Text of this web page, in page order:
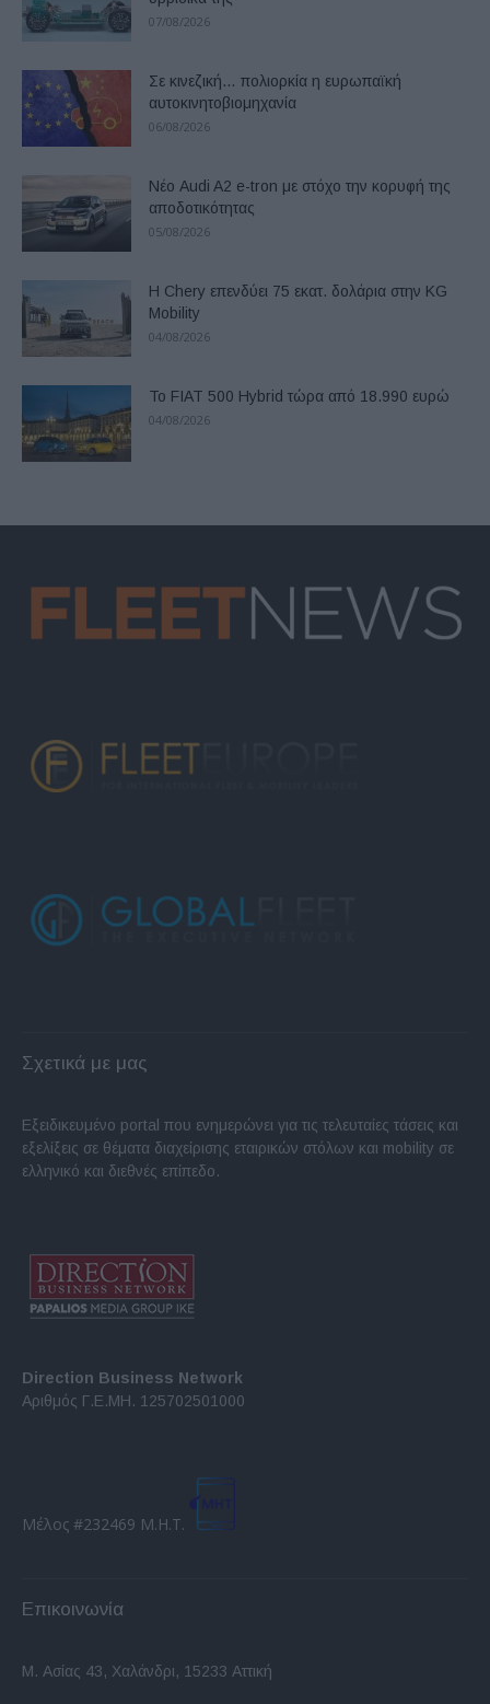
07/08/2026
Σε κινεζική… πολιορκία η ευρωπαϊκή
αυτοκινητοβιομηχανία
06/08/2026
Νέο Audi A2 e-tron με στόχο την κορυφή της
αποδοτικότητας
05/08/2026
Η Chery επενδύει 75 εκατ. δολάρια στην KG
Mobility
04/08/2026
Το FIAT 500 Hybrid τώρα από 18.990 ευρώ
04/08/2026
Σχετικά με μας
Εξειδικευμένο portal που ενημερώνει για τις τελευταίες τάσεις και
εξελίξεις σε θέματα διαχείρισης εταιρικών στόλων και mobility σε
ελληνικό και διεθνές επίπεδο.
Direction Business Network
Αριθμός Γ.Ε.ΜΗ. 125702501000
Μέλος #232469 Μ.Η.Τ.
Επικοινωνία
Μ. Ασίας 43, Χαλάνδρι, 15233 Αττική